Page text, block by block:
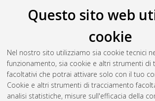
Questo sito web
cookie
Nel nostro sito utilizziamo sia cookie tecnici
funzionamento, sia cookie e altri strumenti di
facoltativi che potrai attivare solo con il tuo
Cookie e altri strumenti di tracciamento
analisi statistiche, misure sull'efficacia della
Gestione del documento: